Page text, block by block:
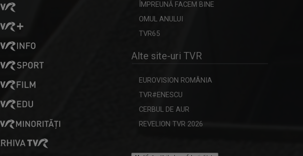
ÎMPREUNĂ FACEM BINE
OMUL ANULUI
TVR65
Alte site-uri TVR
EUROVISION ROMÂNIA
TVR#ENESCU
CERBUL DE AUR
REVELION TVR 2026